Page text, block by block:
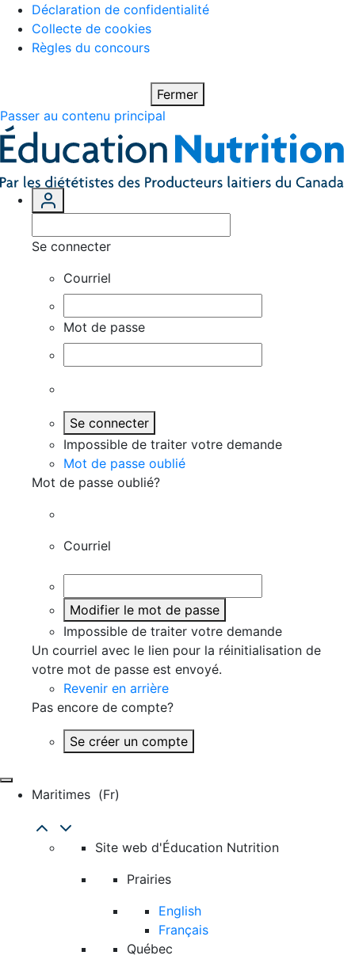
Déclaration de confidentialité
Collecte de cookies
Règles du concours
Fermer
Passer au contenu principal
Se connecter
Courriel
Mot de passe
Se connecter
Impossible de traiter votre demande
Mot de passe oublié
Mot de passe oublié?
Courriel
Modifier le mot de passe
Impossible de traiter votre demande
Un courriel avec le lien pour la réinitialisation de
votre mot de passe est envoyé.
Revenir en arrière
Pas encore de compte?
Se créer un compte
Maritimes (fr)
Site web d'Éducation Nutrition
Prairies
English
Français
Québec